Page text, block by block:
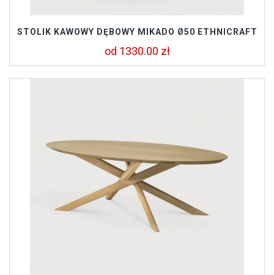
STOLIK KAWOWY DĘBOWY MIKADO Ø50 ETHNICRAFT
od 1330.00 zł